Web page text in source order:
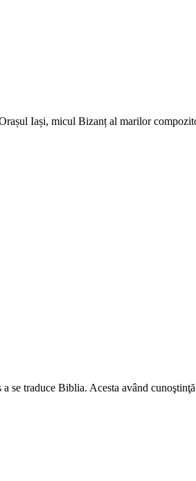
Iași, micul Bizanț al marilor
se traduce Biblia. Acesta având